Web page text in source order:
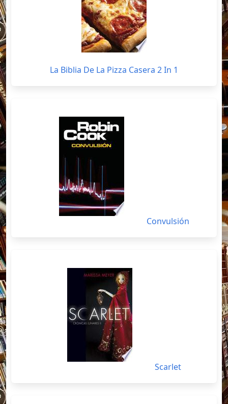
La Biblia De La Pizza Casera 2 In 1
Convulsión
Scarlet